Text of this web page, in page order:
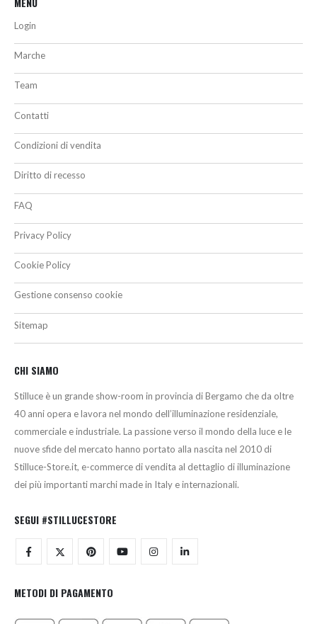
Login
Marche
Team
Contatti
Condizioni di vendita
Diritto di recesso
FAQ
Privacy Policy
Cookie Policy
Gestione consenso cookie
Sitemap
CHI SIAMO
Stilluce è un grande show-room in provincia di Bergamo che da oltre
40 anni opera e lavora nel mondo dell’illuminazione residenziale,
commerciale e industriale. La passione verso il mondo della luce e le
nuove sfide del mercato hanno portato alla nascita nel 2010 di
Stilluce-Store.it, e-commerce di vendita al dettaglio di illuminazione
dei più importanti marchi made in Italy e internazionali.
SEGUI #STILLUCESTORE
METODI DI PAGAMENTO